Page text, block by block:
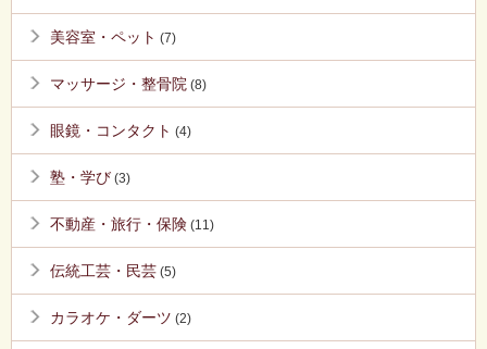
美容室・ペット (7)
マッサージ・整骨院 (8)
眼鏡・コンタクト (4)
塾・学び (3)
不動産・旅行・保険 (11)
伝統工芸・民芸 (5)
カラオケ・ダーツ (2)